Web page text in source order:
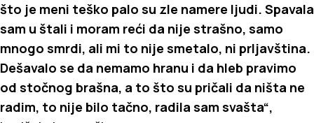
što je meni teško palo su zle namere ljudi. Spavala
sam u štali i moram reći da nije strašno, samo
mnogo smrdi, ali mi to nije smetalo, ni prljavština.
Dešavalo se da nemamo hranu i da hleb pravimo
od stočnog brašna, a to što su pričali da ništa ne
radim, to nije bilo tačno, radila sam svašta“,